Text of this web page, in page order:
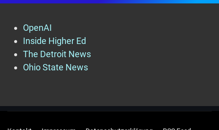
OpenAI
Inside Higher Ed
The Detroit News
Ohio State News